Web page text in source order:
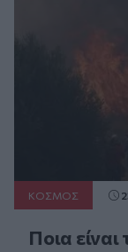
ΚΟΣΜΟΣ
Ποια